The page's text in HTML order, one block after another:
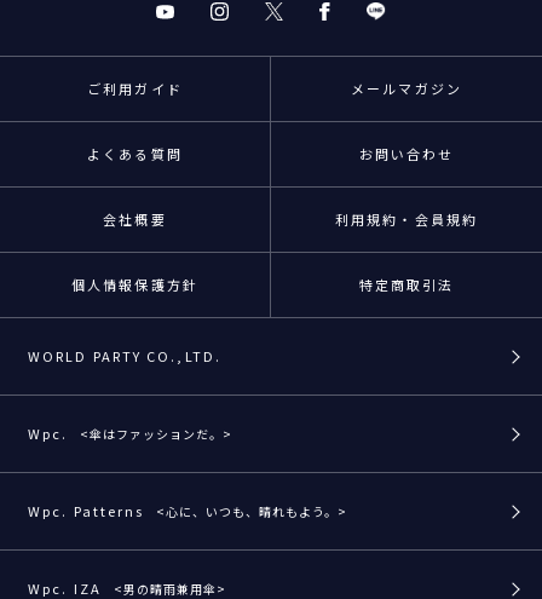
ご利用ガイド メールマガジン
よくある質問 お問い合わせ
会社概要 利用規約・会員規約
個人情報保護方針 特定商取引法
WORLD PARTY CO.,LTD.
Wpc. <傘はファッションだ。>
Wpc. Patterns <心に、いつも、晴れもよう。>
Wpc. IZA <男の晴雨兼用傘>